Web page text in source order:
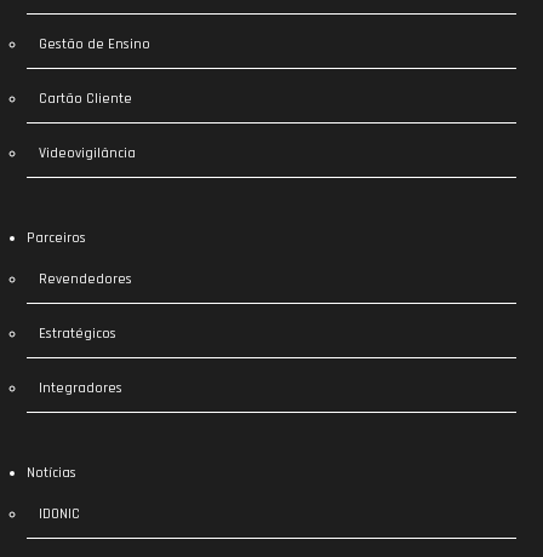
Gestão de Ensino
Cartão Cliente
Videovigilância
Parceiros
Revendedores
Estratégicos
Integradores
Notícias
IDONIC